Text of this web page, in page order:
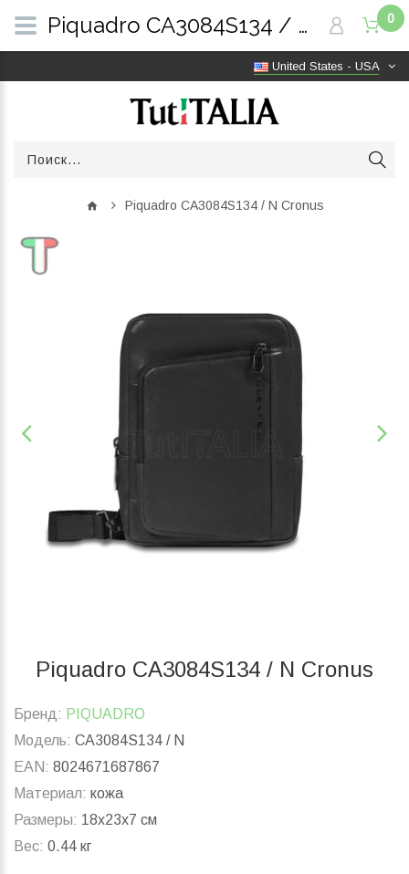
United States - USA
0
Piquadro CA3084S134 / N Cronus
Piquadro CA3084S134 / N Cronus
Бренд: PIQUADRO
Модель: CA3084S134 / N
EAN: 8024671687867
Материал: кожа
Размеры: 18x23x7 см
Вес: 0.44 кг
Piquadro CA3084S134 / N Cronus | TutITALIA